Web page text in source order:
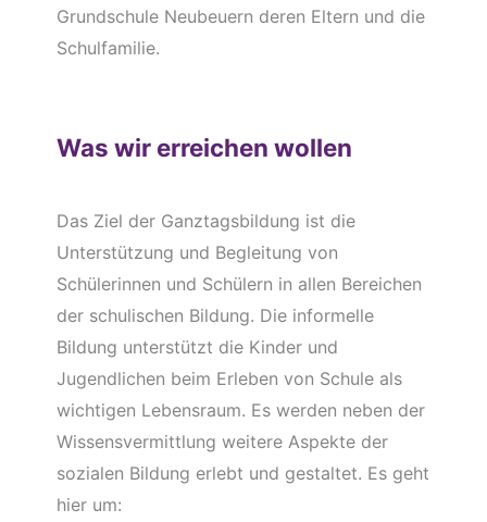
Grundschule Neubeuern deren Eltern und die
Schulfamilie.
Was wir erreichen wollen
Das Ziel der Ganztagsbildung ist die
Unterstützung und Begleitung von
Schülerinnen und Schülern in allen Bereichen
der schulischen Bildung. Die informelle
Bildung unterstützt die Kinder und
Jugendlichen beim Erleben von Schule als
wichtigen Lebensraum. Es werden neben der
Wissensvermittlung weitere Aspekte der
sozialen Bildung erlebt und gestaltet. Es geht
hier um: